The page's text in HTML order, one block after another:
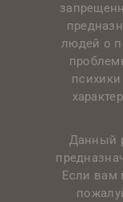
людей о
Данный
Если вам